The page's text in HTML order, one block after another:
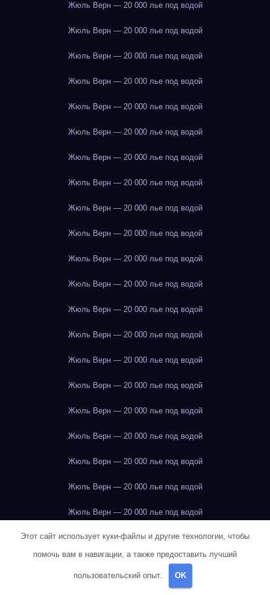
Жюль Верн — 20 000 лье под водой
Жюль Верн — 20 000 лье под водой
Жюль Верн — 20 000 лье под водой
Жюль Верн — 20 000 лье под водой
Жюль Верн — 20 000 лье под водой
Жюль Верн — 20 000 лье под водой
Жюль Верн — 20 000 лье под водой
Жюль Верн — 20 000 лье под водой
Жюль Верн — 20 000 лье под водой
Жюль Верн — 20 000 лье под водой
Жюль Верн — 20 000 лье под водой
Жюль Верн — 20 000 лье под водой
Жюль Верн — 20 000 лье под водой
Жюль Верн — 20 000 лье под водой
Жюль Верн — 20 000 лье под водой
Жюль Верн — 20 000 лье под водой
Жюль Верн — 20 000 лье под водой
Жюль Верн — 20 000 лье под водой
Жюль Верн — 20 000 лье под водой
Жюль Верн — 20 000 лье под водой
Жюль Верн — 20 000 лье под водой
Жюль Верн — 20 000 лье под водой
Жюль Верн — 20 000 лье под водой
Иркутск
Этот сайт использует куки-файлы и другие технологии, чтобы
помочь вам в навигации, а также предоставить лучший
пользовательский опыт. OK